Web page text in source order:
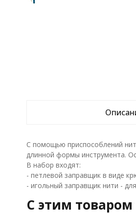
С помощью приспособлений
длинной формы инструмента.
В набор входят:
- петлевой заправщик в виде
- игольный заправщик нити -
C этим